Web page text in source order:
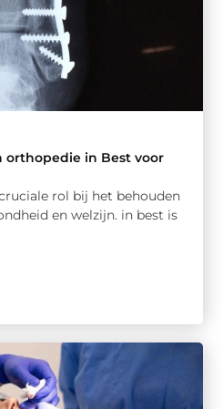
orthopedie in Best voor
rol bij het behouden
en welzijn. in best is